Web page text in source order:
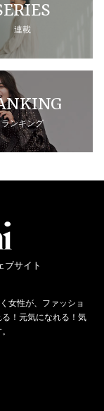
連載
ランキング
ブサイト
女性が、ファッショ
！元気になれる！気